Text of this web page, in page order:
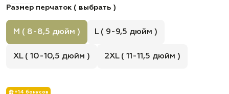
Размер перчаток ( выбрать )
M ( 8-8,5 дюйм ) L ( 9-9,5 дюйм )
XL ( 10-10,5 дюйм ) 2XL ( 11-11,5 дюйм )
+14 бонусов